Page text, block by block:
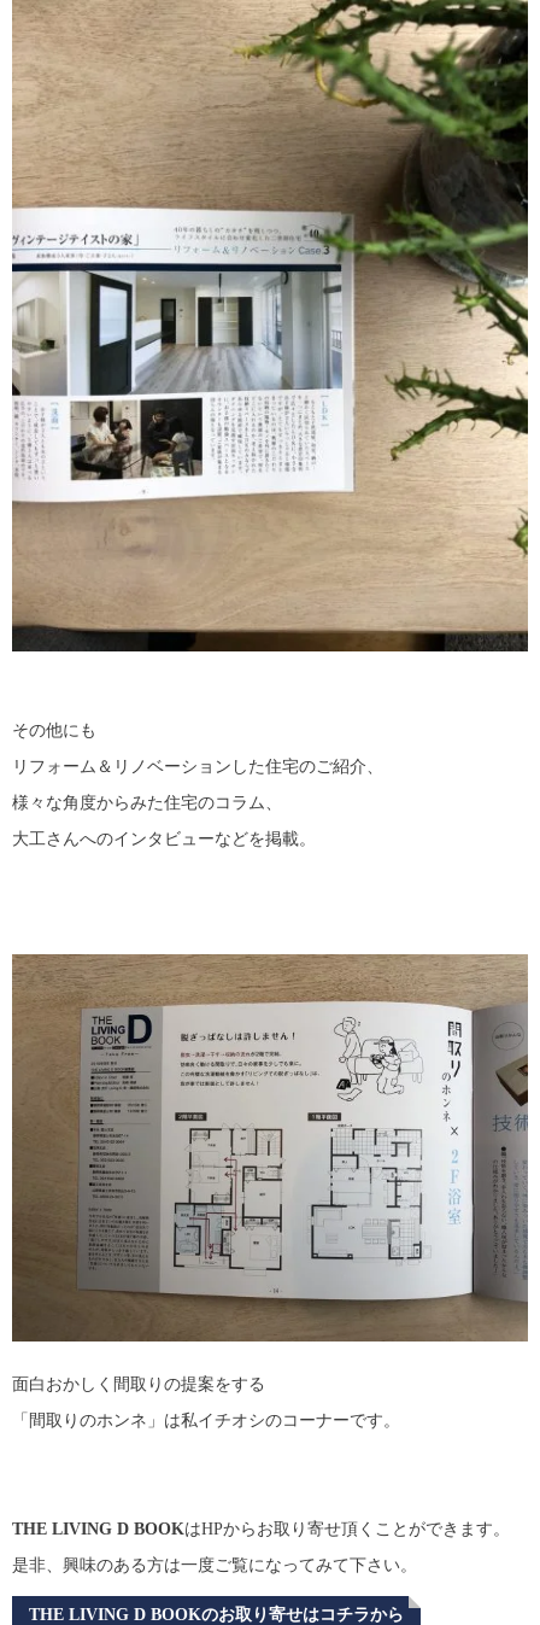
その他にも
リフォーム＆リノベーションした住宅のご紹介、
様々な角度からみた住宅のコラム、
大工さんへのインタビューなどを掲載。
面白おかしく間取りの提案をする
「間取りのホンネ」は私イチオシのコーナーです。
THE LIVING D BOOKはHPからお取り寄せ頂くことができます。
是非、興味のある方は一度ご覧になってみて下さい。
THE LIVING D BOOKのお取り寄せはコチラから